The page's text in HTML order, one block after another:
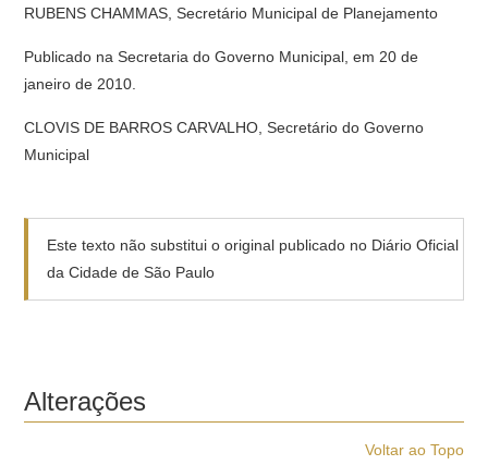
RUBENS CHAMMAS, Secretário Municipal de Planejamento
Publicado na Secretaria do Governo Municipal, em 20 de
janeiro de 2010.
CLOVIS DE BARROS CARVALHO, Secretário do Governo
Municipal
Este texto não substitui o original publicado no Diário Oficial
da Cidade de São Paulo
Alterações
Voltar ao Topo